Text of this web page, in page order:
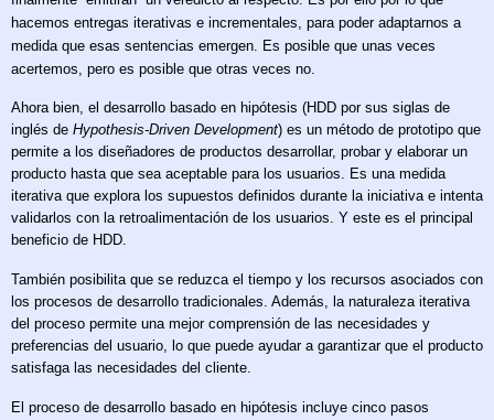
hacemos entregas iterativas e incrementales, para poder adaptarnos a
medida que esas sentencias emergen. Es posible que unas veces
acertemos, pero es posible que otras veces no.
Ahora bien, el desarrollo basado en hipótesis (HDD por sus siglas de
inglés de Hypothesis-Driven Development) es un método de prototipo que
permite a los diseñadores de productos desarrollar, probar y elaborar un
producto hasta que sea aceptable para los usuarios. Es una medida
iterativa que explora los supuestos definidos durante la iniciativa e intenta
validarlos con la retroalimentación de los usuarios. Y este es el principal
beneficio de HDD.
También posibilita que se reduzca el tiempo y los recursos asociados con
los procesos de desarrollo tradicionales. Además, la naturaleza iterativa
del proceso permite una mejor comprensión de las necesidades y
preferencias del usuario, lo que puede ayudar a garantizar que el producto
satisfaga las necesidades del cliente.
El proceso de desarrollo basado en hipótesis incluye cinco pasos